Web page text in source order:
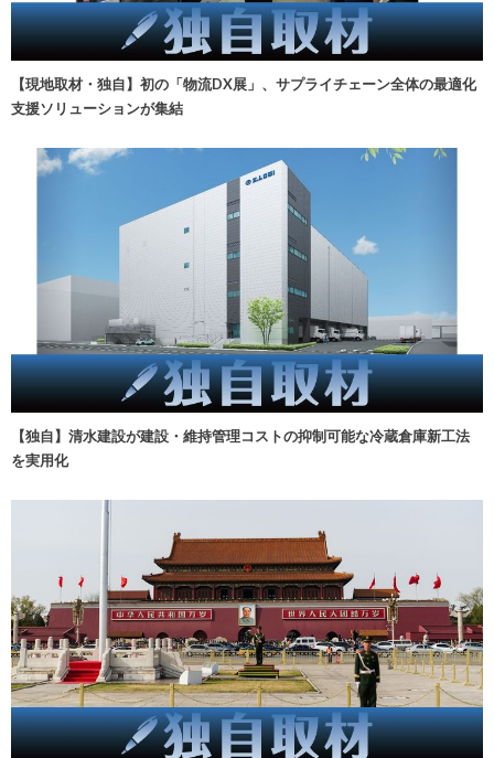
【現地取材・独自】初の「物流DX展」、サプライチェーン全体の最適化
支援ソリューションが集結
【独自】清水建設が建設・維持管理コストの抑制可能な冷蔵倉庫新工法
を実用化